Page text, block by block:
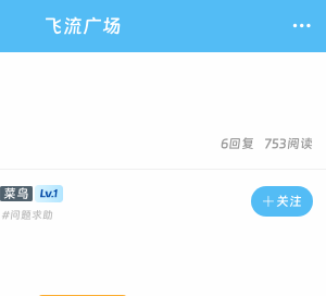
飞流广场 
6回复 753阅读
 关注
菜鸟
#问题求助